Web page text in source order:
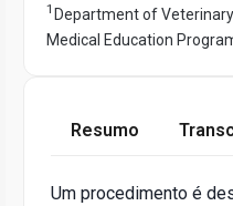
1 Department of
Medical Education
Resumo
Um procedimento é